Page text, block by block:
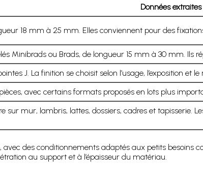
Données extraites
18 mm à 25 mm. Elles conviennent pour des
Minibrads ou Brads, de longueur 15 mm à 30 mm. Ils
J. La finition se choisit selon l’usage, l’exposition et
avec certains formats proposés en lots plus
sur mur, lambris, lattes, dossiers, cadres et tapisserie.
, avec des conditionnements adaptés aux petits besoins
au support et à l’épaisseur du matériau.